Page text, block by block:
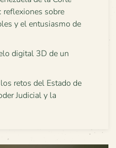
reflexiones sobre
y el entusiasmo de
digital 3D de un
retos del Estado de
Judicial y la